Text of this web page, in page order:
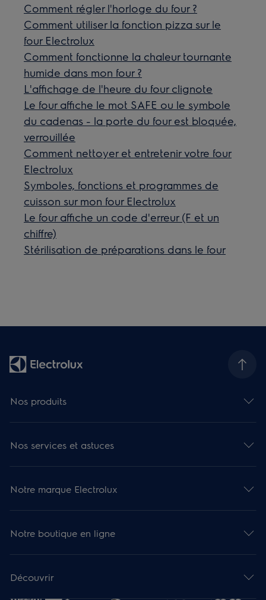
Comment régler l'horloge du four ?
Comment utiliser la fonction pizza sur le
four Electrolux
Comment fonctionne la chaleur tournante
humide dans mon four ?
L'affichage de l'heure du four clignote
Le four affiche le mot SAFE ou le symbole
du cadenas - la porte du four est bloquée,
verrouillée
Comment nettoyer et entretenir votre four
Electrolux
Symboles, fonctions et programmes de
cuisson sur mon four Electrolux
Le four affiche un code d'erreur (F et un
chiffre)
Stérilisation de préparations dans le four
Nos produits
Nos services et astuces
Notre marque Electrolux
Notre boutique en ligne
Découvrir